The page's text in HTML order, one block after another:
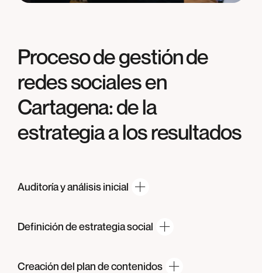
Proceso de gestión de
redes sociales en
Cartagena: de la
estrategia a los resultados
Auditoría yanálisis inicial
Definición deestrategia social
Creación del plande contenidos